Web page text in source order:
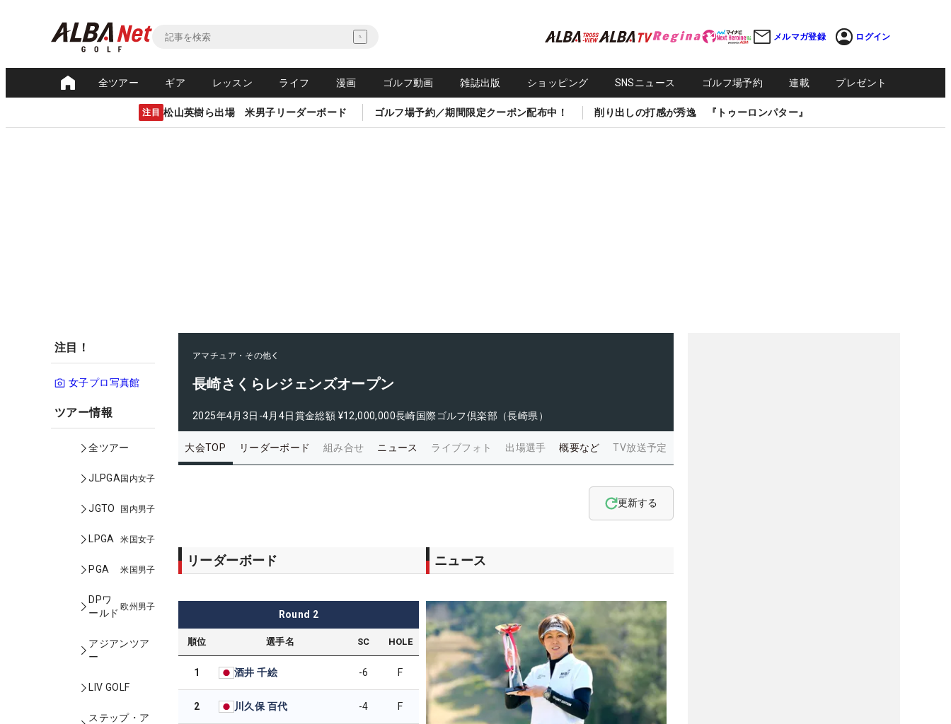
メルマガ登録 ログイン
全ツアー ギア レッスン ライフ 漫画 ゴルフ動画 雑誌出版 ショッピング SNSニュース ゴルフ場予約 連載 プレゼント
注目 松山英樹ら出場 米男子リーダーボード ゴルフ場予約／期間限定クーポン配布中！ 削り出しの打感が秀逸 『トゥーロンパター』
注目！
女子プロ写真館
ツアー情報
全ツアー
JLPGA国内女子
JGTO 国内男子
LPGA 米国女子
PGA 米国男子
DPワ
ールド
欧州男子
アジアンツア
ー
LIV GOLF
ステップ・ア
アマチュア・その他
長崎さくらレジェンズオープン
2025年4月3日-4月4日賞金総額 ¥12,000,000長崎国際ゴルフ倶楽部（長崎県）
大会TOP リーダーボード 組み合せ ニュース ライブフォト 出場選手 概要など TV放送予定
更新する
リーダーボード
Round 2
順位 選手名 SC HOLE
1 酒井 千絵 -6 F
2 川久保 百代 -4 F
ニュース